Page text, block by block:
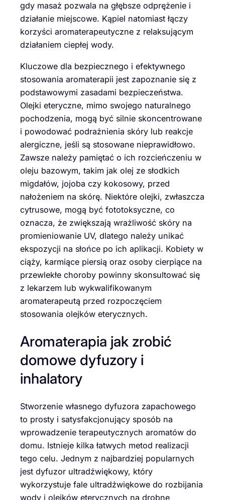
gdy masaż pozwala na głębsze odprężenie i
działanie miejscowe. Kąpiel natomiast łączy
korzyści aromaterapeutyczne z relaksującym
działaniem ciepłej wody.
Kluczowe dla bezpiecznego i efektywnego
stosowania aromaterapii jest zapoznanie się z
podstawowymi zasadami bezpieczeństwa.
Olejki eteryczne, mimo swojego naturalnego
pochodzenia, mogą być silnie skoncentrowane
i powodować podrażnienia skóry lub reakcje
alergiczne, jeśli są stosowane nieprawidłowo.
Zawsze należy pamiętać o ich rozcieńczeniu w
oleju bazowym, takim jak olej ze słodkich
migdałów, jojoba czy kokosowy, przed
nałożeniem na skórę. Niektóre olejki, zwłaszcza
cytrusowe, mogą być fototoksyczne, co
oznacza, że zwiększają wrażliwość skóry na
promieniowanie UV, dlatego należy unikać
ekspozycji na słońce po ich aplikacji. Kobiety w
ciąży, karmiące piersią oraz osoby cierpiące na
przewlekłe choroby powinny skonsultować się
z lekarzem lub wykwalifikowanym
aromaterapeutą przed rozpoczęciem
stosowania olejków eterycznych.
Aromaterapia jak zrobić
domowe dyfuzory i
inhalatory
Stworzenie własnego dyfuzora zapachowego
to prosty i satysfakcjonujący sposób na
wprowadzenie terapeutycznych aromatów do
domu. Istnieje kilka łatwych metod realizacji
tego celu. Jednym z najbardziej popularnych
jest dyfuzor ultradźwiękowy, który
wykorzystuje fale ultradźwiękowe do rozbijania
wody i olejków eterycznych na drobne